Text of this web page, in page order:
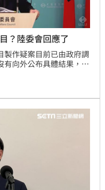
？陸委會回應了
製作疑案目前已由政府調
有向外公布具體結果，陸
同相關機關查處後，